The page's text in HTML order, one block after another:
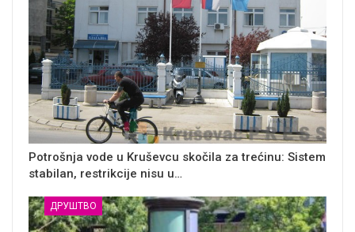
Potrošnja vode u Kruševcu skočila za trećinu: Sistem
stabilan, restrikcije nisu u…
ДРУШТВО